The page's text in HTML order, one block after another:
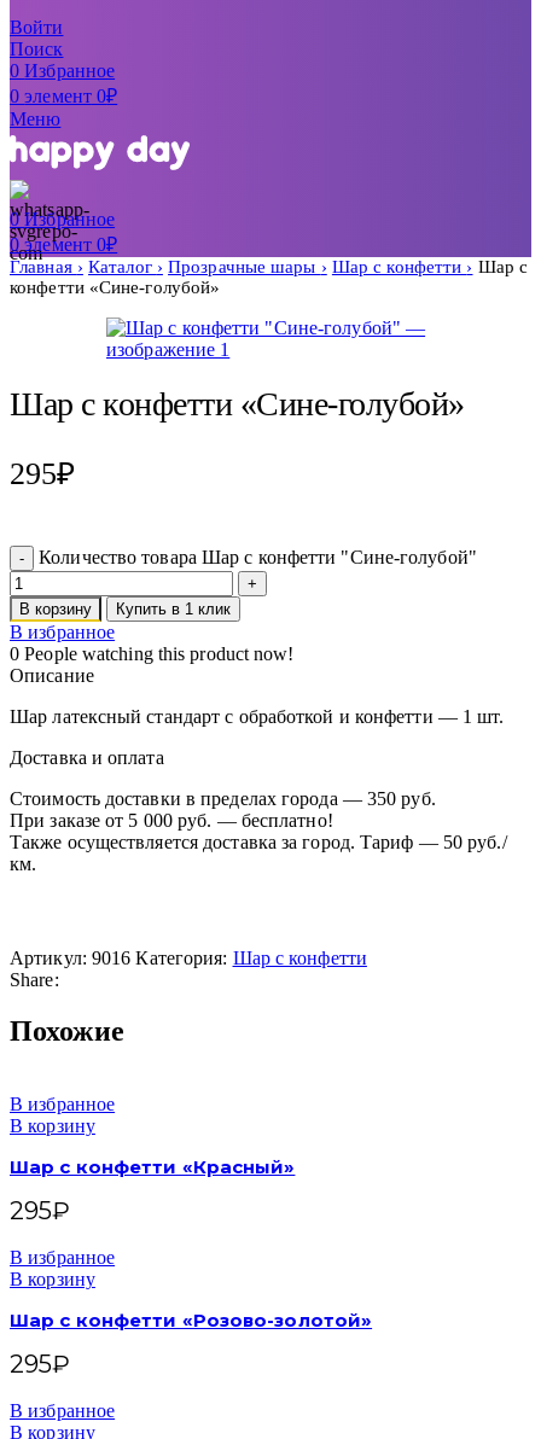
Войти
Поиск
0Избранное
0элемент 0₽
Меню
0Избранное
0элемент 0₽
Главная Каталог Прозрачные шары Шар с конфетти
Шар с
конфетти «Сине-голубой»
Шар с конфетти «Сине-голубой»
295₽
Количество товара Шар с конфетти "Сине-голубой"
В корзину Купить в 1 клик
В избранное
0 People watching this product now!
Описание
Шар латексный стандарт с обработкой и конфетти — 1 шт.
Доставка и оплата
Стоимость доставки в пределах города — 350 руб.
При заказе от 5 000 руб. — бесплатно!
Также осуществляется доставка за город. Тариф — 50 руб./
км.
Артикул: 9016Категория: Шар с конфетти
Share:
Похожие
В избранное
В корзину
Шар с конфетти «Красный»
295₽
В избранное
В корзину
Шар с конфетти «Розово-золотой»
295₽
В избранное
В корзину